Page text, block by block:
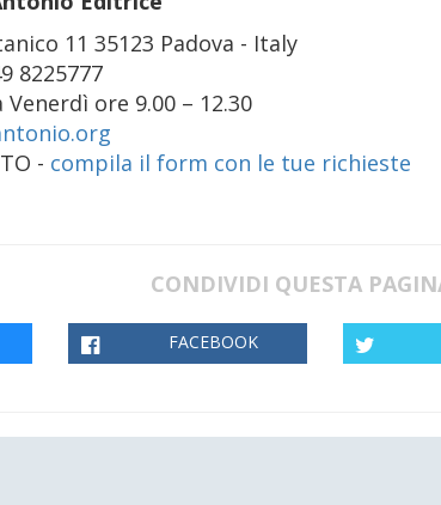
11 35123 Padova - Italy
8225777
Venerdì ore 9.00 – 12.30
- compila il form con le tue richieste
CONDIVIDI QUESTA
FACEBOOK